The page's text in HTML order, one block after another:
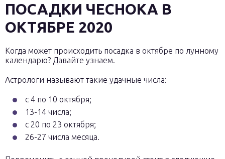
ПОСАДКИ ЧЕСНОКА В
ОКТЯБРЕ 2020
Когда может происходить посадка в октябре по лунному
календарю? Давайте узнаем.
Астрологи называют такие удачные числа:
с 4 по 10 октября;
13-14 числа;
с 20 по 23 октября;
26-27 числа месяца.